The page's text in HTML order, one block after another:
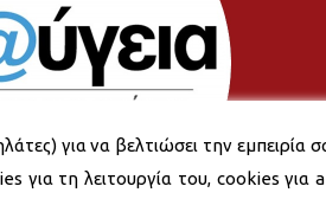
για να βελτιώσει την εμπειρία
για τη λειτουργία του, cookies για